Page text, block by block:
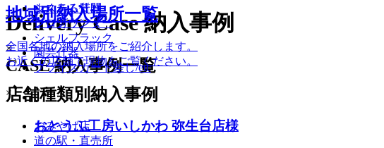
Delivery Case納入事例
CASE納入事例一覧
おとうふ工房いしかわ 弥生台店様
システム什器
レジカウンター
シェルフラック
園芸什器
プライスカード差し/etc
×
地域別納入場所一覧
全国各地の納入場所をご紹介します。
お近くの店舗で現物をご覧ください。
店舗種類別納入事例
おみやげ店
道の駅・直売所
よくある質問
ブログ
×